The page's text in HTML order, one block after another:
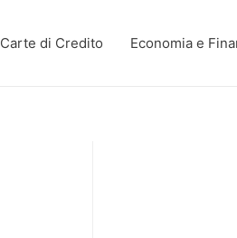
Carte di Credito Economia e